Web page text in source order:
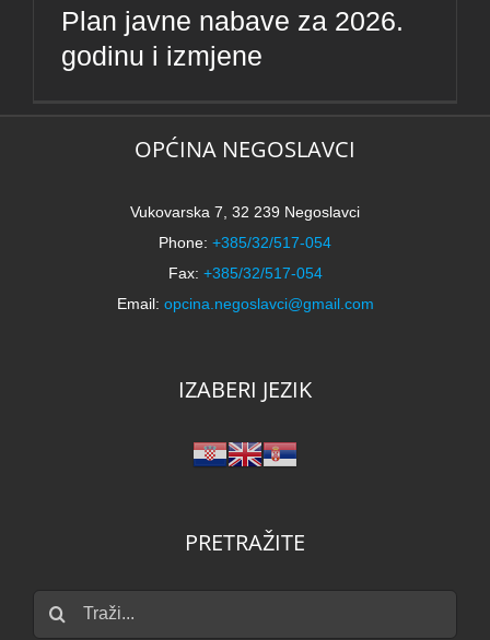
Plan javne nabave za 2026.
godinu i izmjene
OPĆINA NEGOSLAVCI
Vukovarska 7, 32 239 Negoslavci
Phone: +385/32/517-054
Fax: +385/32/517-054
Email: opcina.negoslavci@gmail.com
IZABERI JEZIK
PRETRAŽITE
Traži...